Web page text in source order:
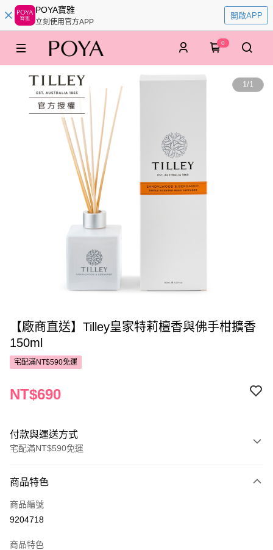
POYA寶雅
立刻使用官方APP
開啟APP
0
1/1
【廠商直送】Tilley皇家特莉檀香與佛手柑擴香
150ml
宅配滿NT$590免運
NT$690
付款與運送方式
宅配滿NT$590免運
POYA支付
信用卡一次付款
商品特色
商品編號
9204718
商品特色